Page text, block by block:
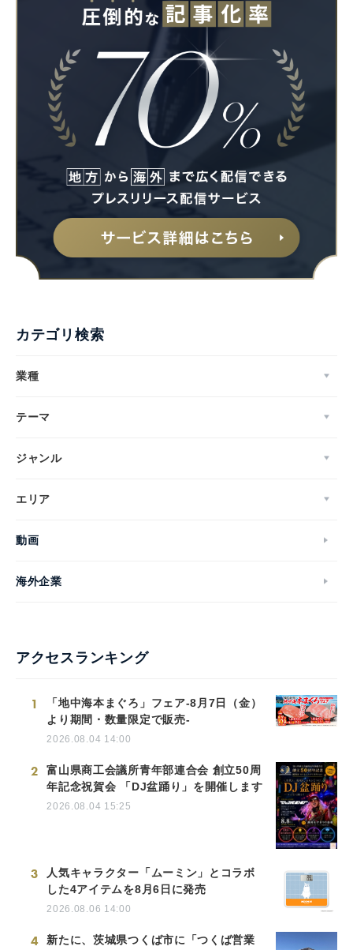
カテゴリ検索
業種
テーマ
ジャンル
エリア
動画
海外企業
アクセスランキング
1
「地中海本まぐろ」フェア-8月7日（金）
より期間・数量限定で販売-
2026.08.04 14:00
2
富山県商工会議所青年部連合会 創立50周
年記念祝賀会 「DJ盆踊り」を開催します
2026.08.04 15:25
3
人気キャラクター「ムーミン」とコラボ
した4アイテムを8月6日に発売
2026.08.06 14:00
4
新たに、茨城県つくば市に「つくば営業